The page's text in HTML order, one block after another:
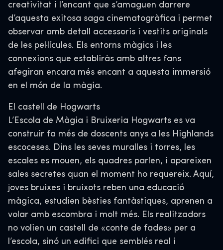
creativitat i l’encant que s’amaguen darrere
d’aquesta exitosa saga cinematogràfica i permet
observar amb detall accessoris i vestits originals
de les pel·lícules. Els entorns màgics i les
connexions que establiràs amb altres fans
afegiran encara més encant a aquesta immersió
en el món de la màgia.
El castell de Hogwarts
L’Escola de Màgia i Bruixeria Hogwarts es va
construir fa més de doscents anys a les Highlands
escoceses. Dins les seves muralles i torres, les
escales es mouen, els quadres parlen, i apareixen
sales secretes quan el moment ho requereix. Aquí,
joves bruixes i bruixots reben una educació
màgica, estudien bèsties fantàstiques, aprenen a
volar amb escombra i molt més. Els realitzadors
no volien un castell de «conte de fades» per a
l’escola, sinó un edifici que semblés real i